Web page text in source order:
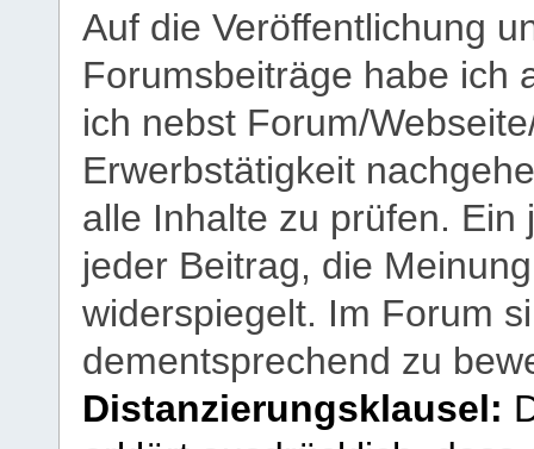
Auf die Veröffentlichung
Forumsbeiträge habe ich
ich nebst Forum/
Erwerbstätigkeit
alle Inhalte zu prüfen.
jeder Beitrag, die
widerspiegelt. Im Forum
dementsprechend zu
Distanzierungsklausel: